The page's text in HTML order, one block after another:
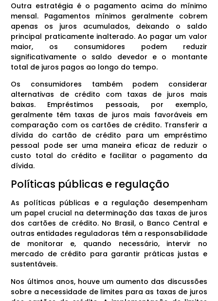
Outra estratégia é o pagamento acima do mínimo
mensal. Pagamentos mínimos geralmente cobrem
apenas os juros acumulados, deixando o saldo
principal praticamente inalterado. Ao pagar um valor
maior, os consumidores podem reduzir
significativamente o saldo devedor e o montante
total de juros pagos ao longo do tempo.
Os consumidores também podem considerar
alternativas de crédito com taxas de juros mais
baixas. Empréstimos pessoais, por exemplo,
geralmente têm taxas de juros mais favoráveis em
comparação com os cartões de crédito. Transferir a
dívida do cartão de crédito para um empréstimo
pessoal pode ser uma maneira eficaz de reduzir o
custo total do crédito e facilitar o pagamento da
dívida.
Políticas públicas e regulação
As políticas públicas e a regulação desempenham
um papel crucial na determinação das taxas de juros
dos cartões de crédito. No Brasil, o Banco Central e
outras entidades reguladoras têm a responsabilidade
de monitorar e, quando necessário, intervir no
mercado de crédito para garantir práticas justas e
sustentáveis.
Nos últimos anos, houve um aumento das discussões
sobre a necessidade de limites para as taxas de juros